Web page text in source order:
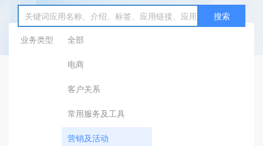
搜索
业务类型
全部
电商
客户关系
常用服务及工具
营销及活动